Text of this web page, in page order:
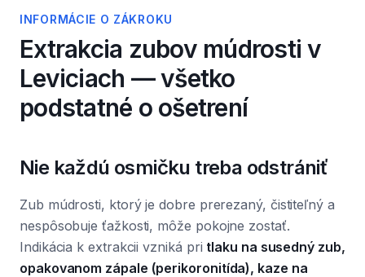
INFORMÁCIE O ZÁKROKU
Extrakcia zubov múdrosti v
Leviciach — všetko
podstatné o ošetrení
Nie každú osmičku treba odstrániť
Zub múdrosti, ktorý je dobre prerezaný, čistiteľný a
nespôsobuje ťažkosti, môže pokojne zostať.
Indikácia k extrakcii vzniká pri tlaku na susedný zub,
opakovanom zápale (perikoronitída), kaze na